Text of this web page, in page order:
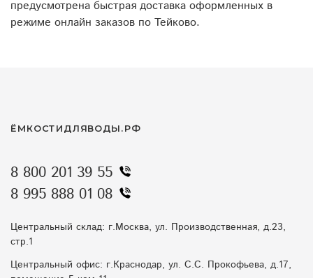
предусмотрена быстрая доставка оформленных в
режиме онлайн заказов по Тейково.
ЁМКОСТИДЛЯВОДЫ.РФ
8 800 201 39 55
8 995 888 01 08
Центральный склад: г.Москва, ул. Производственная, д.23,
стр.1
Центральный офис: г.Краснодар, ул. С.С. Прокофьева, д.17,